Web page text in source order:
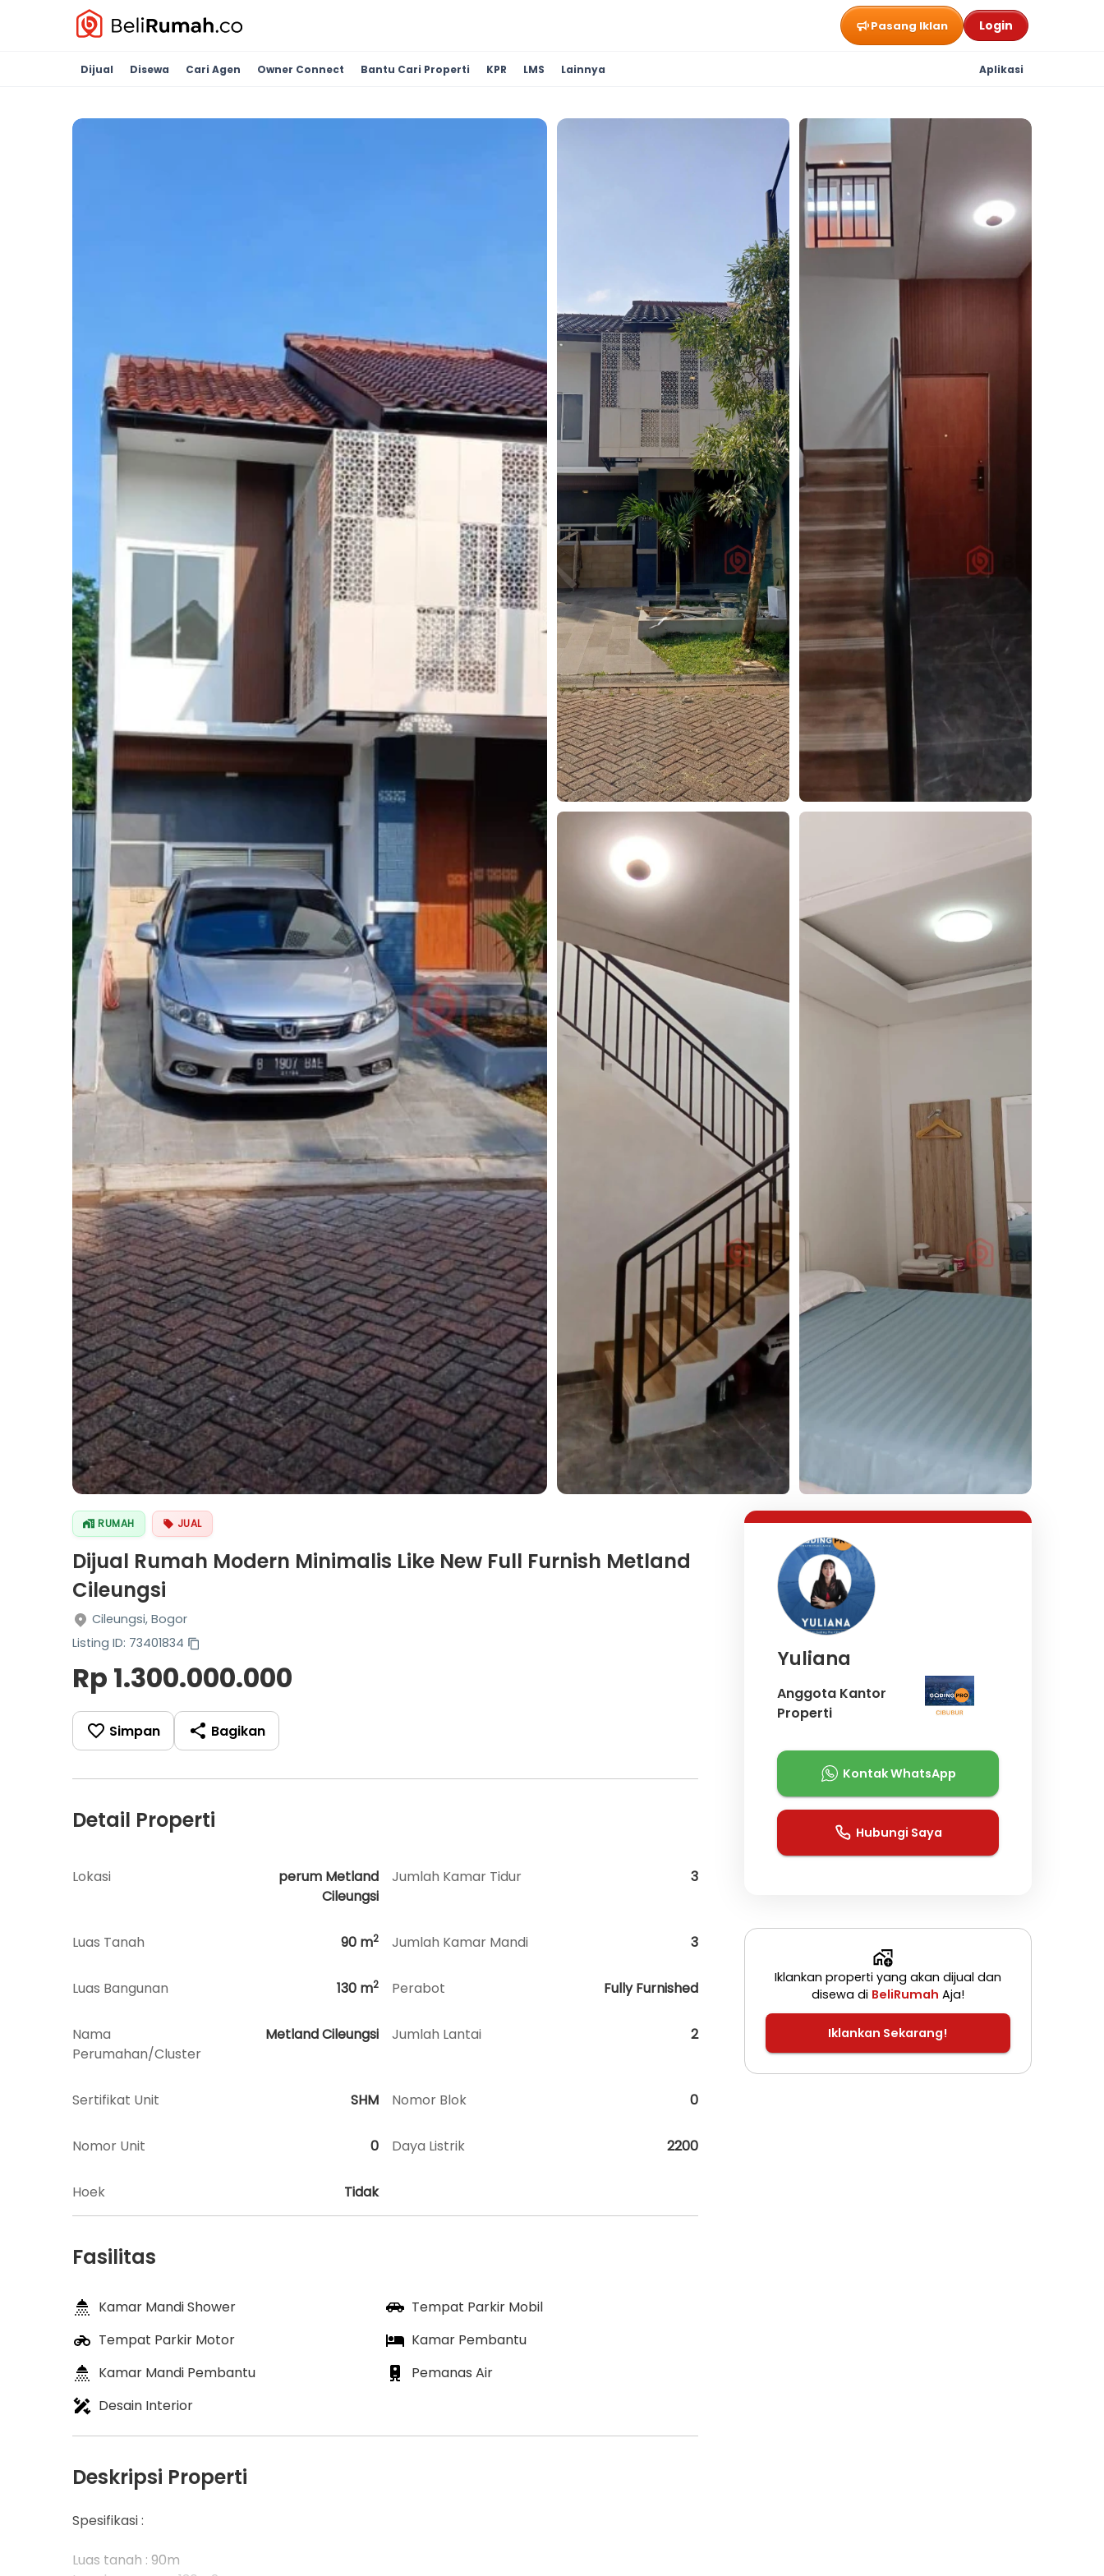
Pasang Iklan Login
Dijual Disewa Cari Agen Owner Connect Bantu Cari Properti KPR LMS Lainnya Aplikasi
Lihat Semua Foto
RUMAH JUAL
Dijual Rumah Modern Minimalis Like New Full Furnish Metland
Cileungsi
Cileungsi, Bogor
Listing ID: 73401834
Rp 1.300.000.000
Simpan Bagikan
Detail Properti
Lokasi
perum Metland
Cileungsi
Jumlah Kamar Tidur 3
Luas Tanah 90 m2 Jumlah Kamar Mandi 3
Luas Bangunan 130 m2 Perabot Fully Furnished
Nama
Perumahan/Cluster
Metland Cileungsi Jumlah Lantai 2
Sertifikat Unit SHM Nomor Blok 0
Nomor Unit 0 Daya Listrik 2200
Hoek Tidak
Fasilitas
Kamar Mandi Shower
Tempat Parkir Mobil
Tempat Parkir Motor
Kamar Pembantu
Kamar Mandi Pembantu
Pemanas Air
Desain Interior
Deskripsi Properti
Spesifikasi :
Luas tanah : 90m
Yuliana
Anggota Kantor
Properti
Kontak WhatsApp
Hubungi Saya
Iklankan properti yang akan dijual dan
disewa di BeliRumah Aja!
Iklankan Sekarang!